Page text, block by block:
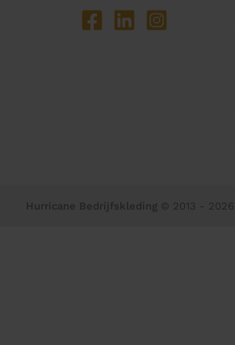
Hurricane Bedrijfskleding © 2013 - 2026